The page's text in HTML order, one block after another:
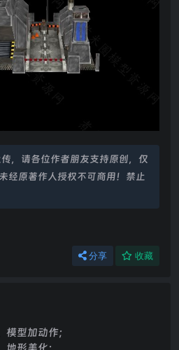
，请各位作者朋友支持原创，仅
经原著作人授权不可商用！禁止
分享 收藏
型加动作；